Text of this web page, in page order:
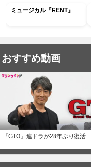
ミュージカル『RENT』
おすすめ動画
『GTO』連ドラが28年ぶり復活